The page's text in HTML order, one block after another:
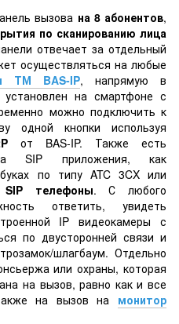
вызова на 8 абонентов,
по сканированию лица
отвечает за отдельный
осуществляться на любые
ТМ BAS-IP, напрямую в
на смартфоне с
можно подключить к
одной кнопки используя
от BAS-IP. Также есть
SIP приложения, как
по типу ATC 3CX или
телефоны. С любого
ответить, увидеть
IP видеокамеры с
по двусторонней связи и
шлагбаум. Отдельно
или охраны, которая
на вызов, равно как и все
на вызов на монитор